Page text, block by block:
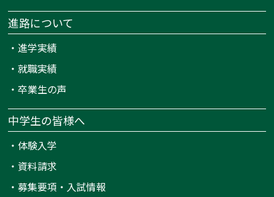
進路について
・進学実績
・就職実績
・卒業生の声
中学生の皆様へ
・ 体験入学
・ 資料請求
・募集要項・入試情報